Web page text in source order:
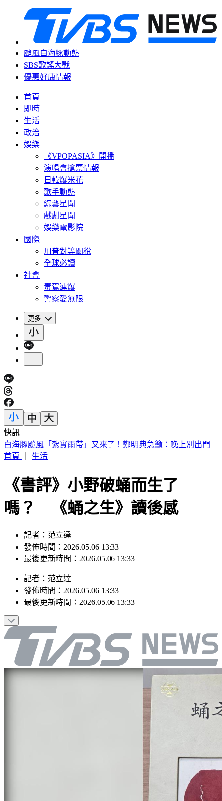
颱風白海豚動態
SBS歌謠大戰
優惠好康情報
首頁
即時
生活
政治
娛樂
《VPOPASIA》開播
演唱會搶票情報
日韓爆米花
歌手動態
綜藝星聞
戲劇星聞
娛樂電影院
國際
川普對等關稅
全球必讀
社會
毒駕連爆
警察愛無限
更多
快訊
白海豚颱風「紮實雨帶」又來了！鄭明典急籲：晚上別出門
首頁
生活
《書評》小野破蛹而生了
嗎？ 《蛹之生》讀後感
記者：范立達
發佈時間：2026.05.06 13:33
最後更新時間：2026.05.06 13:33
記者 ： 范立達
發佈時間： 2026.05.06 13:33
最後更新時間： 2026.05.06 13:33